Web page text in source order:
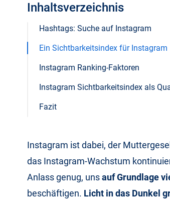
Inhaltsverzeichnis
Hashtags: Suche auf Instagram
Ein Sichtbarkeitsindex für Instagram
Instagram Ranking-Faktoren
Instagram Sichtbarkeitsindex als
Fazit
Instagram ist dabei, der
das Instagram-Wachstum
Anlass genug, unsauf Grundlage
beschäftigen. Licht in das Dunkel